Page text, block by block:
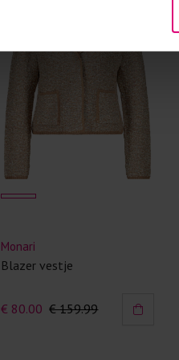
Monari
Blazer vestje
€ 80.00 € 159.99